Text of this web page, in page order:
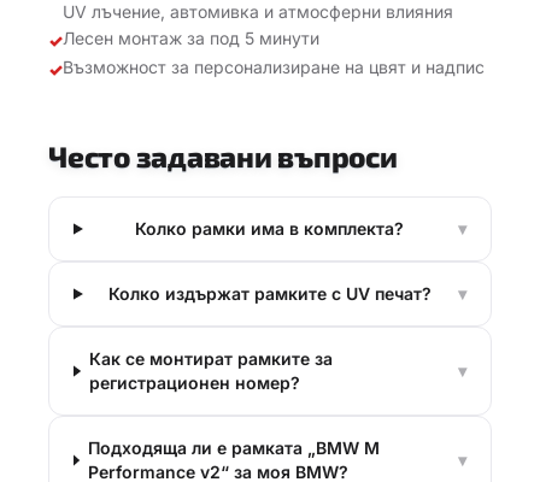
UV лъчение, автомивка и атмосферни влияния
✓Лесен монтаж за под 5 минути
✓Възможност за персонализиране на цвят и надпис
Често задавани въпроси
Колко рамки има в комплекта? ▾
Колко издържат рамките с UV печат? ▾
Как се монтират рамките за
регистрационен номер?
▾
Подходяща ли е рамката „BMW M
Performance v2“ за моя BMW?
▾